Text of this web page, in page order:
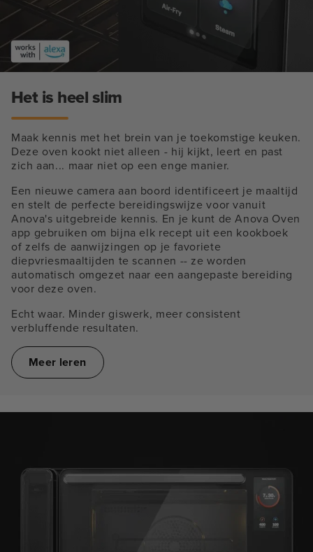
Het is heel slim
Maak kennis met het brein van je toekomstige keuken.
Deze oven kookt niet alleen - hij kijkt, leert en past
zich aan... maar niet op een enge manier.
Een nieuwe camera aan boord identificeert je maaltijd
en stelt de perfecte bereidingswijze voor vanuit
Anova's uitgebreide kennis. En je kunt de Anova Oven
app gebruiken om bijna elk recept uit een kookboek
of zelfs de aanwijzingen op je favoriete
diepvriesmaaltijden te scannen -- ze worden
automatisch omgezet naar een aangepaste bereiding
voor deze oven.
Echt waar. Minder giswerk, meer consistent
verbluffende resultaten.
Meer leren